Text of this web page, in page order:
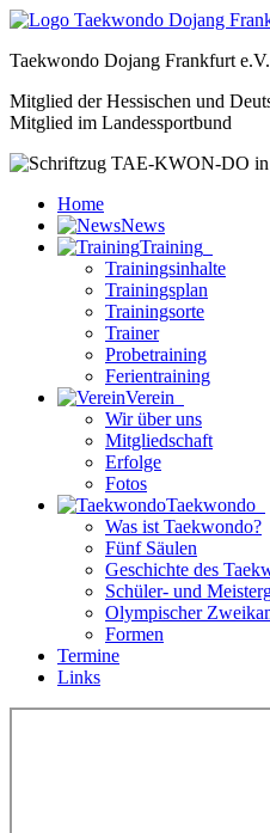
Taekwondo Dojang Frankfurt e.V.
Mitglied der Hessischen und
Mitglied im Landessportbund
Home
News
Training
Trainingsinhalte
Trainingsplan
Trainingsorte
Trainer
Probetraining
Ferientraining
Verein
Wir über uns
Mitgliedschaft
Erfolge
Fotos
Taekwondo
Was ist Taekwondo?
Fünf Säulen
Geschichte des
Schüler- und
Olympischer
Formen
Termine
Links